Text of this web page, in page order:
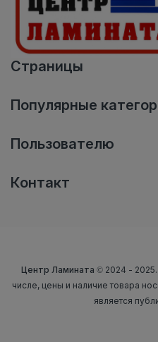
Страницы
Популярные
Пользователю
Контакт
Центр Ламината © 2024 -
числе, цены и наличие товара
является